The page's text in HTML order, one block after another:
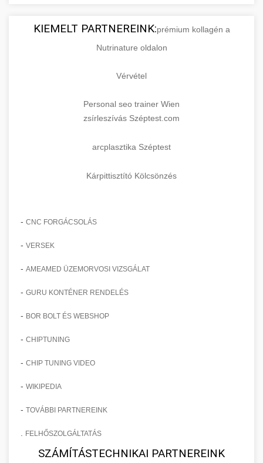
KIEMELT PARTNEREINK:prémium kollagén a
Nutrinature oldalon
Vérvétel
Personal seo trainer Wien
zsírleszívás Széptest.com
arcplasztika Széptest
Kárpittisztító Kölcsönzés
- CNC FORGÁCSOLÁS
- VERSEK
- AMEAMED ÜZEMORVOSI VIZSGÁLAT
- GURU KONTÉNER RENDELÉS
- BOR BOLT ÉS WEBSHOP
- CHIPTUNING
- CHIP TUNING VIDEO
- WIKIPEDIA
- TOVÁBBI PARTNEREINK
FELHŐSZOLGÁLTATÁS
SZÁMÍTÁSTECHNIKAI PARTNEREINK